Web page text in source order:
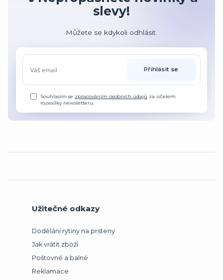
slevy!
Můžete se kdykoli odhlásit.
Přihlásit se
Souhlasím se zpracováním osobních údajů za účelem
rozesílky newsletteru.
Užitečné odkazy
Dodělání rytiny na prsteny
Jak vrátit zboží
Poštovné a balné
Reklamace